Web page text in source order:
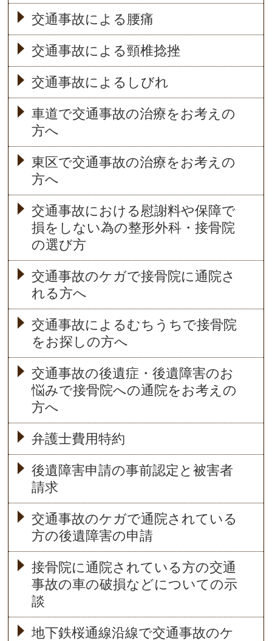
交通事故による腰痛
交通事故による頸椎捻挫
交通事故によるしびれ
車道で交通事故の治療をお考えの
方へ
東区で交通事故の治療をお考えの
方へ
交通事故における慰謝料や保障で
損をしない為の整形外科・接骨院
の選び方
交通事故のケガで接骨院に通院さ
れる方へ
交通事故によるむちうちで接骨院
をお探しの方へ
交通事故の後遺症・後遺障害のお
悩みで接骨院への通院をお考えの
方へ
弁護士費用特約
後遺障害申請の事前認定と被害者
請求
交通事故のケガで通院されている
方の後遺障害の申請
接骨院に通院されている方の交通
事故の車の破損などについての示
談
地下鉄桜通線沿線で交通事故のケ